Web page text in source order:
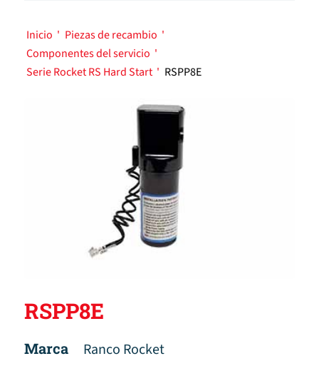
Inicio ' Piezas de recambio '
Componentes del servicio '
Serie Rocket RS Hard Start ' RSPP8E
RSPP8E
Marca
Ranco Rocket